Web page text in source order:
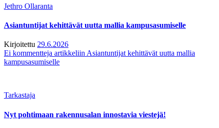
Jethro Ollaranta
Asiantuntijat kehittävät uutta mallia kampusasumiselle
Kirjoitettu 29.6.2026
Ei kommentteja artikkeliin Asiantuntijat kehittävät uutta mallia
kampusasumiselle
Tarkastaja
Nyt pohtimaan rakennusalan innostavia viestejä!